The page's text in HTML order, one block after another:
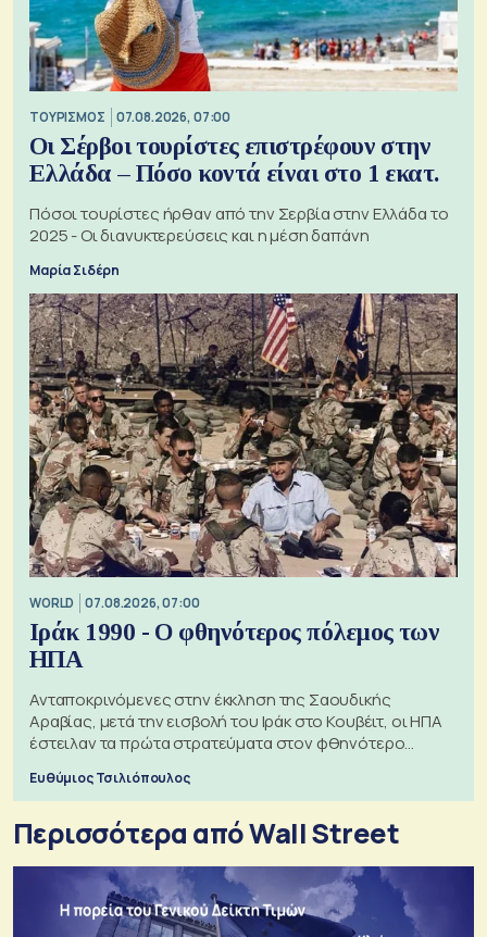
ΤΟΥΡΙΣΜΟΣ 07.08.2026, 07:00
Οι Σέρβοι τουρίστες επιστρέφουν στην
Ελλάδα – Πόσο κοντά είναι στο 1 εκατ.
Πόσοι τουρίστες ήρθαν από την Σερβία στην Ελλάδα το
2025 - Οι διανυκτερεύσεις και η μέση δαπάνη
Μαρία Σιδέρη
WORLD 07.08.2026, 07:00
Ιράκ 1990 - Ο φθηνότερος πόλεμος των
ΗΠΑ
Ανταποκρινόμενες στην έκκληση της Σαουδικής
Αραβίας, μετά την εισβολή του Ιράκ στο Κουβέιτ, οι ΗΠΑ
έστειλαν τα πρώτα στρατεύματα στον φθηνότερο
Ευθύμιος Τσιλιόπουλος
Περισσότερα από Wall Street